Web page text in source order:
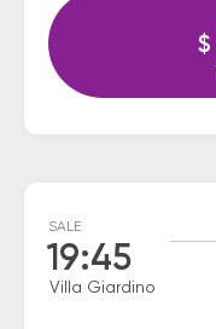
$
SALE
19:45
Villa Giardino